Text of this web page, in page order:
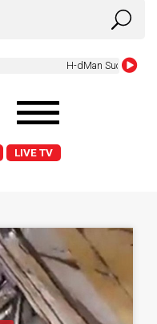
LIVE TV